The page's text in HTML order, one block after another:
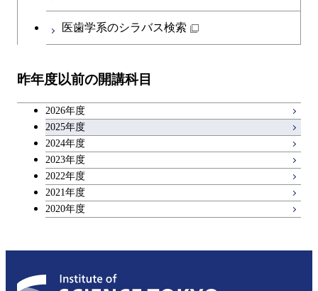
アントレプレナーシップ科目
医歯学系のシラバス検索
昨年度以前の開講科目
2026年度
2025年度
2024年度
2023年度
2022年度
2021年度
2020年度